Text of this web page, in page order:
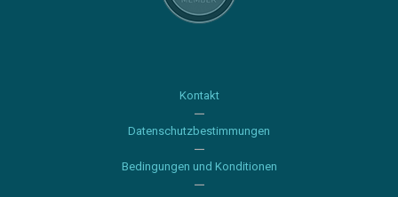
Kontakt
Datenschutzbestimmungen
Bedingungen und Konditionen